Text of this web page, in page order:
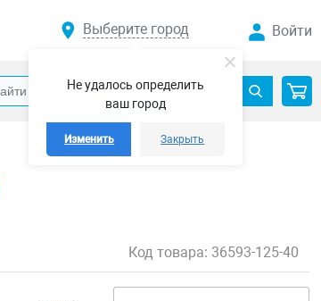
Не удалось определить
ваш город
Изменить Закрыть
Выберите город Войти
Код товара: 36593-125-40